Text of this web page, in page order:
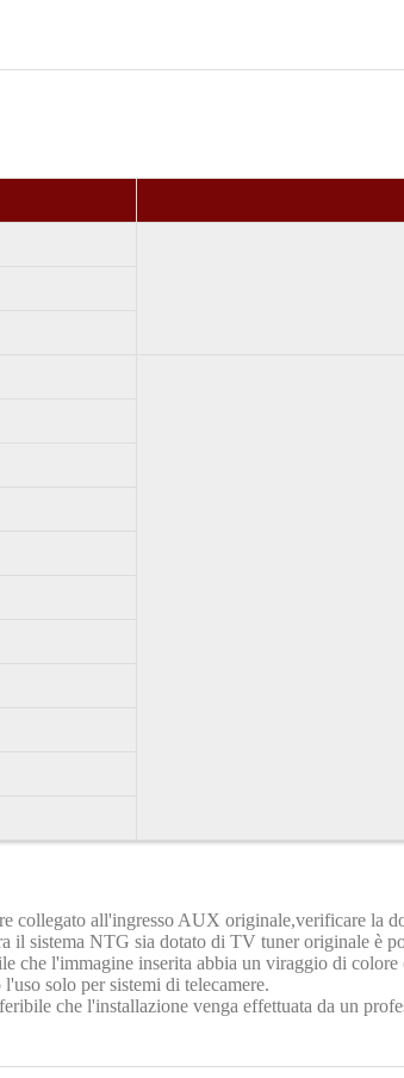
collegato all'ingresso AUX originale,verificare la
sistema NTG sia dotato di TV tuner originale è
che l'immagine inserita abbia un viraggio di colore
solo per sistemi di telecamere.
che l'installazione venga effettuata da un